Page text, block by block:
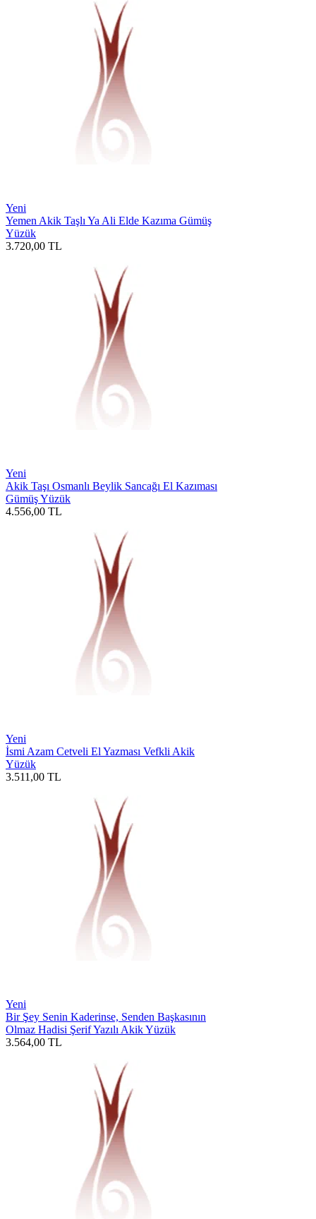
Yeni
Yemen Akik Taşlı Ya Ali Elde Kazıma Gümüş
Yüzük
3.720,00 TL
Yeni
Akik Taşı Osmanlı Beylik Sancağı El Kazıması
Gümüş Yüzük
4.556,00 TL
Yeni
İsmi Azam Cetveli El Yazması Vefkli Akik
Yüzük
3.511,00 TL
Yeni
Bir Şey Senin Kaderinse, Senden Başkasının
Olmaz Hadisi Şerif Yazılı Akik Yüzük
3.564,00 TL